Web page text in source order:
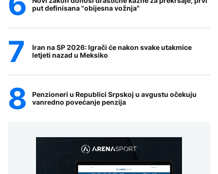
put definisana "obijesna vožnja"
Iran na SP 2026: Igrači će nakon svake utakmice
letjeti nazad u Meksiko
Penzioneri u Republici Srpskoj u avgustu očekuju
vanredno povećanje penzija